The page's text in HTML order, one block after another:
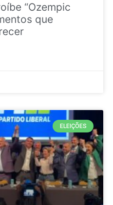
“Ozempic
que
ELEIÇÕES